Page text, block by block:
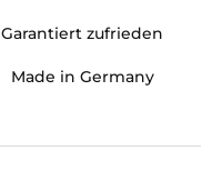
Garantiert zufrieden
Made in Germany